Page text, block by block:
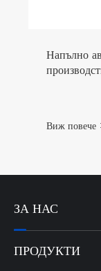
ЗА НАС
ПРОДУКТИ